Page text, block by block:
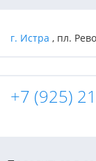
г. Истра , пл.